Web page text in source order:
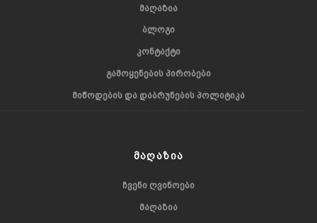
ᲛᲐᲦᲐᲖᲘᲐ
ᲑᲚᲝᲒᲘ
ᲙᲝᲜᲢᲐᲥᲢᲘ
ᲒᲐᲛᲝᲧᲔᲜᲔᲑᲘᲡ ᲞᲘᲠᲝᲑᲔᲑᲘ
ᲛᲘᲬᲝᲓᲔᲑᲘᲡ ᲓᲐ ᲓᲐᲑᲠᲣᲜᲔᲑᲘᲡ ᲞᲝᲚᲘᲢᲘᲙᲐ
ᲛᲐᲦᲐᲖᲘᲐ
ᲩᲕᲔᲜᲘ ᲦᲕᲘᲜᲝᲔᲑᲘ
ᲛᲐᲦᲐᲖᲘᲐ